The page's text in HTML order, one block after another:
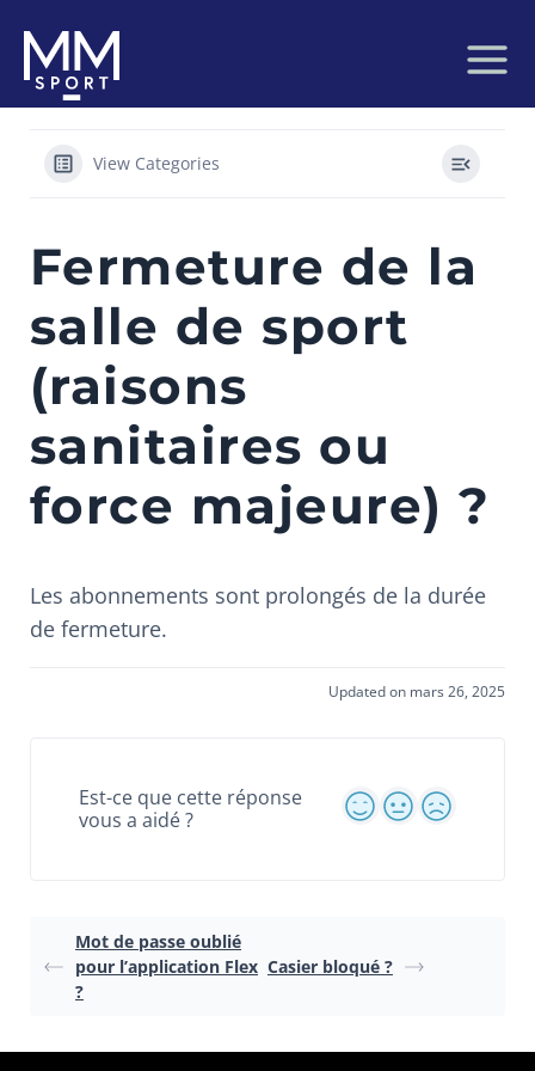
contenu
View Categories
Fermeture de la
salle de sport
(raisons
sanitaires ou
force majeure) ?
Les abonnements sont prolongés de la durée
de fermeture.
Updated on mars 26, 2025
Est-ce que cette réponse
vous a aidé ?
Mot de passe oublié
pour l’application Flex
?
Casier bloqué ?